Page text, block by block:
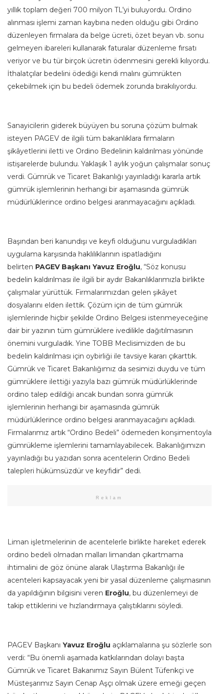
yıllık toplam değeri 700 milyon TL’yi buluyordu. Ordino
alınması işlemi zaman kaybına neden olduğu gibi Ordino
düzenleyen firmalara da belge ücreti, özet beyan vb. sonu
gelmeyen ibareleri kullanarak faturalar düzenleme fırsatı
veriyor ve bu tür birçok ücretin ödenmesini gerekli kılıyordu.
İthalatçılar bedelini ödediği kendi malını gümrükten
çekebilmek için bu bedeli ödemek zorunda bırakılıyordu.
Sanayicilerin giderek büyüyen bu soruna çözüm bulmak
isteyen PAGEV de ilgili tüm bakanlıklara firmaların
şikâyetlerini iletti ve Ordino Bedelinin kaldırılması yönünde
istişarelerde bulundu. Yaklaşık 1 aylık yoğun çalışmalar sonuç
verdi. Gümrük ve Ticaret Bakanlığı yayınladığı kararla artık
gümrük işlemlerinin herhangi bir aşamasında gümrük
müdürlüklerince ordino belgesi aranmayacağını açıkladı.
Başından beri kanundışı ve keyfi olduğunu vurguladıkları
uygulama karşısında haklılıklarının ispatladığını
belirten PAGEV Başkanı Yavuz Eroğlu, “Söz konusu
bedelin kaldırılması ile ilgili bir aydır Bakanlıklarımızla birlikte
çalışmalar yürüttük. Firmalarımızdan gelen şikâyet
dosyalarını elden ilettik. Çözüm için de tüm gümrük
işlemlerinde hiçbir şekilde Ordino Belgesi istenmeyeceğine
dair bir yazının tüm gümrüklere ivedilikle dağıtılmasının
önemini vurguladık. Yine TOBB Meclisimizden de bu
bedelin kaldırılması için oybirliği ile tavsiye kararı çıkarttık.
Gümrük ve Ticaret Bakanlığımız da sesimizi duydu ve tüm
gümrüklere ilettiği yazıyla bazı gümrük müdürlüklerinde
ordino talep edildiği ancak bundan sonra gümrük
işlemlerinin herhangi bir aşamasında gümrük
müdürlüklerince ordino belgesi aranmayacağını açıkladı.
Firmalarımız artık “Ordino Bedeli” ödemeden konşimentoyla
gümrükleme işlemlerini tamamlayabilecek. Bakanlığımızın
yayınladığı bu yazıdan sonra acentelerin Ordino Bedeli
talepleri hükümsüzdür ve keyfidir” dedi.
Reklam
Liman işletmelerinin de acentelerle birlikte hareket ederek
ordino bedeli olmadan malları limandan çıkartmama
ihtimalini de göz önüne alarak Ulaştırma Bakanlığı ile
acenteleri kapsayacak yeni bir yasal düzenleme çalışmasının
da yapıldığının bilgisini veren Eroğlu, bu düzenlemeyi de
takip ettiklerini ve hızlandırmaya çalıştıklarını söyledi.
PAGEV Başkanı Yavuz Eroğlu açıklamalarına şu sözlerle son
verdi: “Bu önemli aşamada katkılarından dolayı başta
Gümrük ve Ticaret Bakanımız Sayın Bülent Tüfenkçi ve
Müsteşarımız Sayın Cenap Aşçı olmak üzere emeği geçen